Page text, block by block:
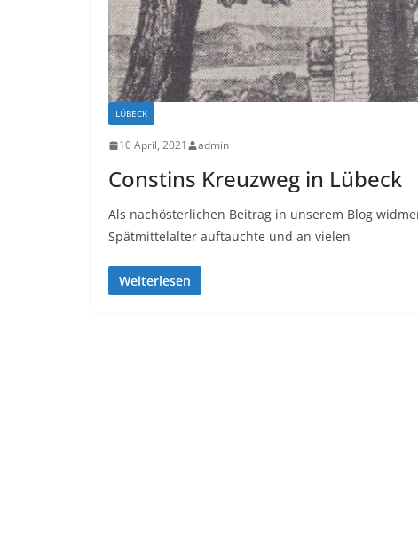
LÜBECK
10 April, 2021 admin
Constins Kreuzweg in Lübeck
Als nachösterlichen Beitrag in unserem Blog
Spätmittelalter auftauchte und an vielen
Weiterlesen